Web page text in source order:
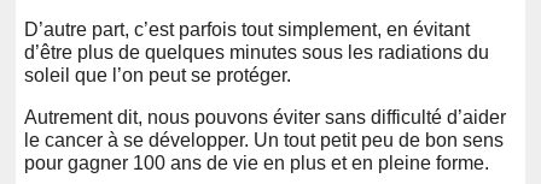
D’autre part, c’est parfois tout simplement, en évitant
d’être plus de quelques minutes sous les radiations du
soleil que l’on peut se protéger.
Autrement dit, nous pouvons éviter sans difficulté d’aider
le cancer à se développer. Un tout petit peu de bon sens
pour gagner 100 ans de vie en plus et en pleine forme.